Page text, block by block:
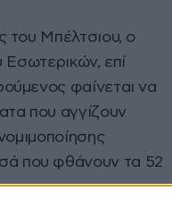
του Μπέλτσιου, ο
Εσωτερικών, επί
φαίνεται να
που αγγίζουν
που φθάνουν τα 52